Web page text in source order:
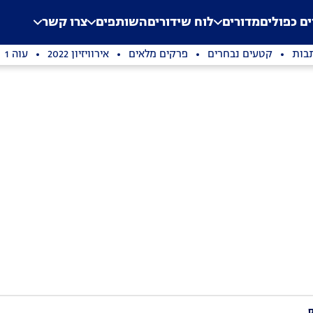
Application error: a
. כפוליםמדורים לוח שידוריםהשותפים צרו קשר
קטעים נבחרים פרקים מלאים אירוויזיון 2022 עוה 1